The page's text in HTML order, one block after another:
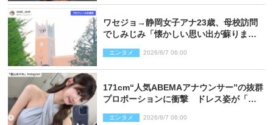
ワセジョ→静岡女子アナ23歳、母校訪問
でしみじみ「懐かしい思い出が蘇りまし
エンタメ 2026/8/7 06:00
171cm“人気ABEMAアナウンサー”の抜群
プロポーションに衝撃 ドレス姿が「美
エンタメ 2026/8/7 06:00